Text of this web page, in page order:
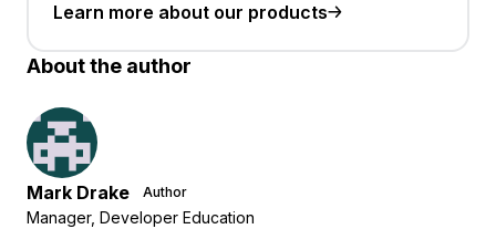
Learn more about our products
About the author
Mark Drake Author
Manager, Developer Education